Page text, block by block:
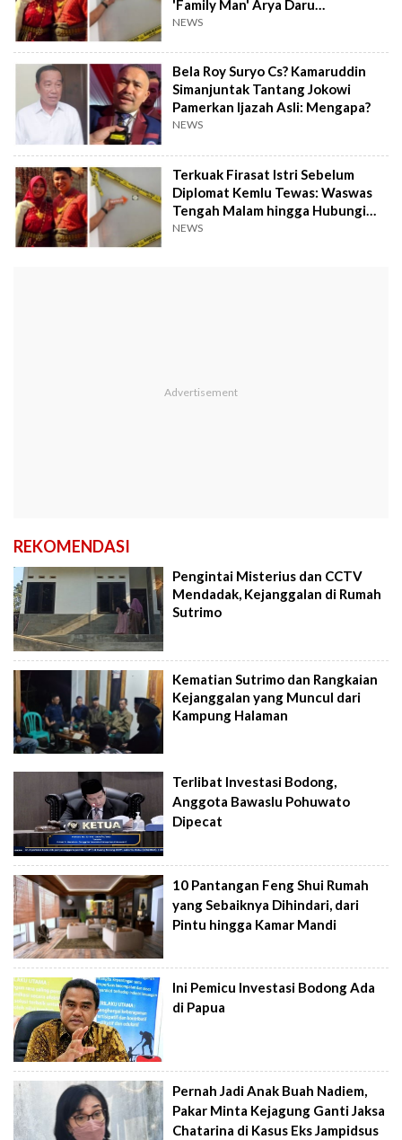
'Family Man' Arya Daru
Pangayunan
NEWS
Bela Roy Suryo Cs? Kamaruddin
Simanjuntak Tantang Jokowi
Pamerkan Ijazah Asli: Mengapa?
NEWS
Terkuak Firasat Istri Sebelum
Diplomat Kemlu Tewas: Waswas
Tengah Malam hingga Hubungi
Penjaga Kos!
NEWS
REKOMENDASI
Pengintai Misterius dan CCTV
Mendadak, Kejanggalan di Rumah
Sutrimo
Kematian Sutrimo dan Rangkaian
Kejanggalan yang Muncul dari
Kampung Halaman
Terlibat Investasi Bodong,
Anggota Bawaslu Pohuwato
Dipecat
10 Pantangan Feng Shui Rumah
yang Sebaiknya Dihindari, dari
Pintu hingga Kamar Mandi
Ini Pemicu Investasi Bodong Ada
di Papua
Pernah Jadi Anak Buah Nadiem,
Pakar Minta Kejagung Ganti Jaksa
Chatarina di Kasus Eks Jampidsus